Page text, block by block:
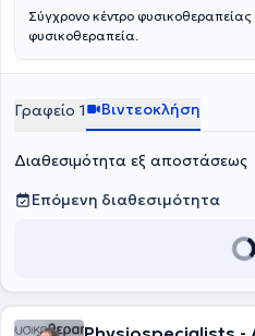
Σύγχρονο κέντρο φυσικοθεραπείας
φυσικοθεραπεία.
Γραφείο 1 Βιντεοκλήση
Διαθεσιμότητα εξ αποστάσεως
Επόμενη διαθεσιμότητα